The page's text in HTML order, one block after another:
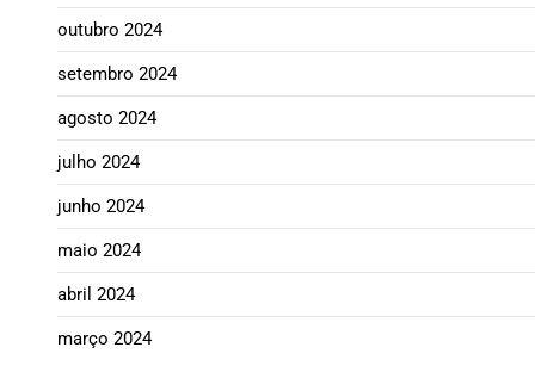
outubro 2024
setembro 2024
agosto 2024
julho 2024
junho 2024
maio 2024
abril 2024
março 2024